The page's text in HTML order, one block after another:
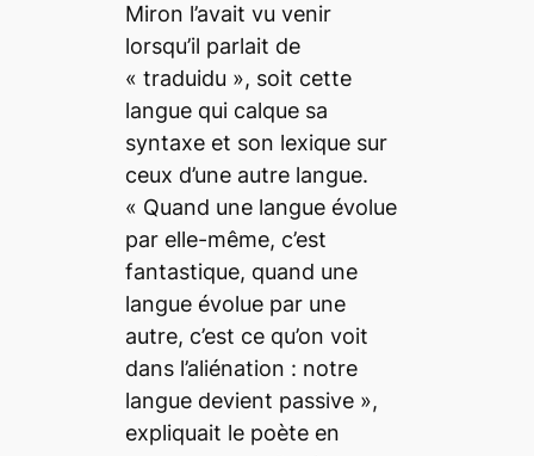
Miron l’avait vu venir
lorsqu’il parlait de
« traduidu », soit cette
langue qui calque sa
syntaxe et son lexique sur
ceux d’une autre langue.
« Quand une langue évolue
par elle-même, c’est
fantastique, quand une
langue évolue par une
autre, c’est ce qu’on voit
dans l’aliénation : notre
langue devient passive »,
expliquait le poète en